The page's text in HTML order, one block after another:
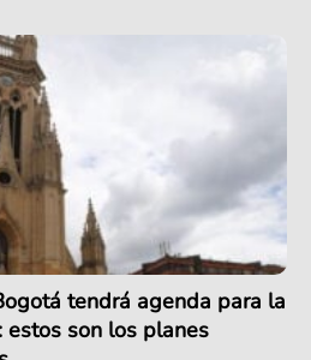
tendrá agenda para la
estos son los planes